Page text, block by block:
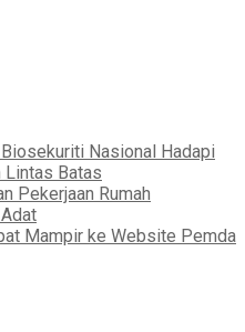
Nasional Hadapi
Lintas Batas
Pekerjaan Rumah
Mampir ke Website Pemda